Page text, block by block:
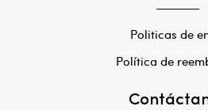
Politicas de
Política de